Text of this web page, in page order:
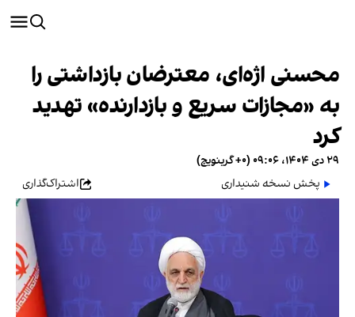
محسنی اژه‌ای، معترضان بازداشتی را
به «مجازات سریع و بازدارنده» تهدید
کرد
۲۹ دی ۱۴۰۴، ۰۹:۰۶ (‎+۰ گرینویچ)
پخش نسخه شنیداری
اشتراک‌گذاری